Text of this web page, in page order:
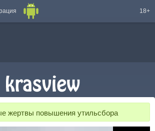
18+
жертвы повышения утильсбора